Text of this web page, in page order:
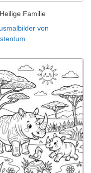
Familie
von